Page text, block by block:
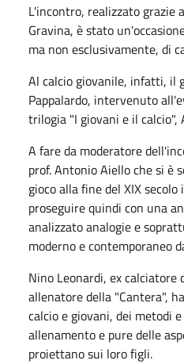
L'incontro, realizzato grazie
Gravina, è stato
ma non esclusivamente, di
Al calcio giovanile, infatti, il
Pappalardo, intervenuto
trilogia "I giovani e il calcio",
A fare da moderatore
prof. Antonio Aiello che si è
gioco alla fine del XIX
proseguire quindi con una
analizzato analogie e
moderno e contemporaneo
Nino Leonardi, ex
allenatore della "Cantera",
calcio e giovani, dei metodi
allenamento e pure delle
proiettano sui loro figli.